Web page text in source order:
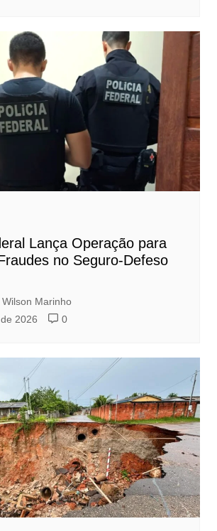
Lança Operação para
no Seguro-Defeso
Wilson Marinho
2026
0